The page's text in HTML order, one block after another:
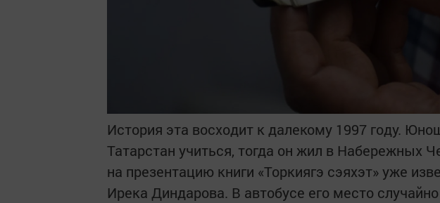
История эта восходит к далекому 1997 году.
Татарстан учиться, тогда он жил в Набережных
на презентацию книги «Торкиягэ сэяхэт» уже
Ирека Диндарова. В автобусе его место